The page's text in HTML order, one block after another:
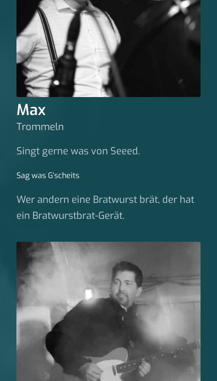
Max
Trommeln
Singt gerne was von Seeed.
Sag was G‘scheits
Wer andern eine Bratwurst brät, der hat
ein Bratwurstbrat-Gerät.